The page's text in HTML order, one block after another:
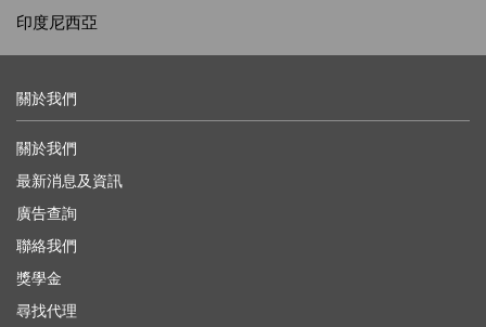
印度尼西亞
關於我們
關於我們
最新消息及資訊
廣告查詢
聯絡我們
獎學金
尋找代理